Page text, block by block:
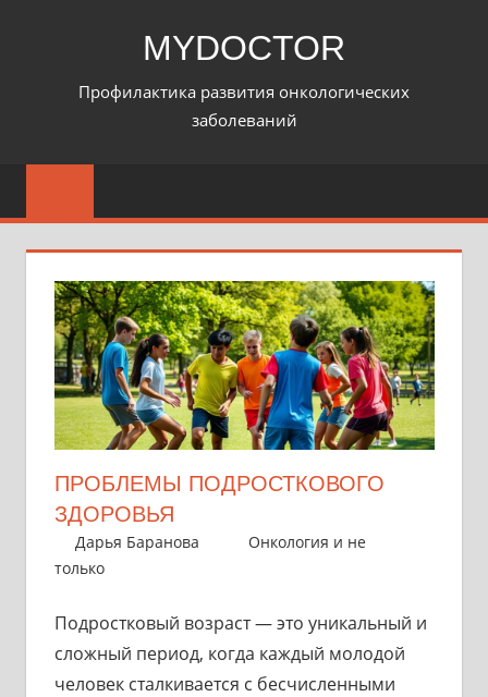
MYDOCTOR
Профилактика развития онкологических
заболеваний
ПРОБЛЕМЫ ПОДРОСТКОВОГО
ЗДОРОВЬЯ
4 декабря 2025
Дарья Баранова
Онкология и не
только
Подростковый возраст — это уникальный и
сложный период, когда каждый молодой
человек сталкивается с бесчисленными